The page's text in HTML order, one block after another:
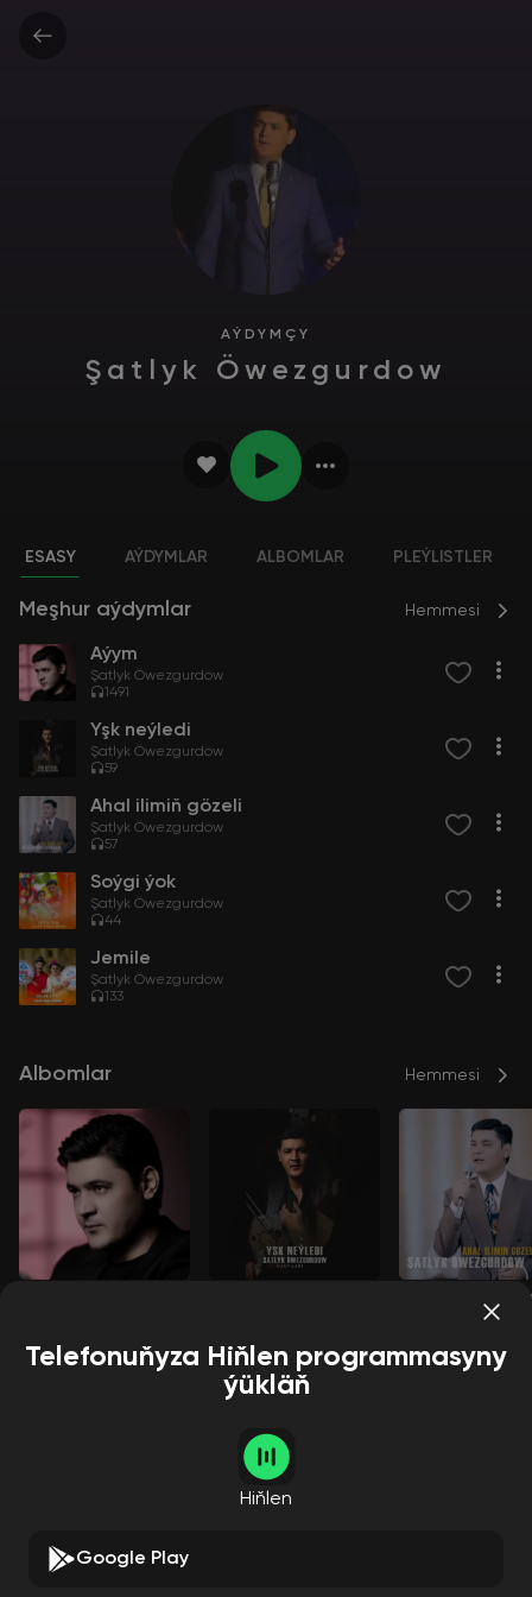
AÝDYMÇY
Şatlyk Öwezgurdow
ESASY AÝDYMLAR ALBOMLAR PLEÝLISTLER
Meşhur aýdymlar Hemmesi
Aýym
Şatlyk Öwezgurdow
1491
Yşk neýledi
Şatlyk Öwezgurdow
59
Ahal ilimiň gözeli
Şatlyk Öwezgurdow
57
Soýgi ýok
Şatlyk Öwezgurdow
44
Jemile
Şatlyk Öwezgurdow
133
Albomlar Hemmesi
Ahal ilimiň
Şatlyk Öwezgurdow
Telefonuňyza Hiňlen programmasyny
ýükläň
Hiňlen
Google Play